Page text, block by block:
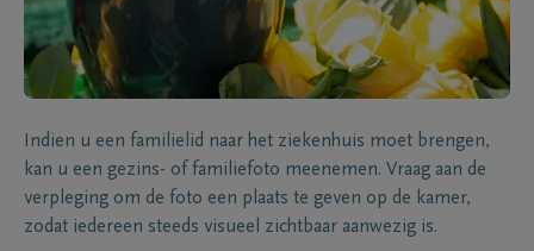
Indien u een familielid naar het ziekenhuis moet brengen,
kan u een gezins- of familiefoto meenemen. Vraag aan de
verpleging om de foto een plaats te geven op de kamer,
zodat iedereen steeds visueel zichtbaar aanwezig is.